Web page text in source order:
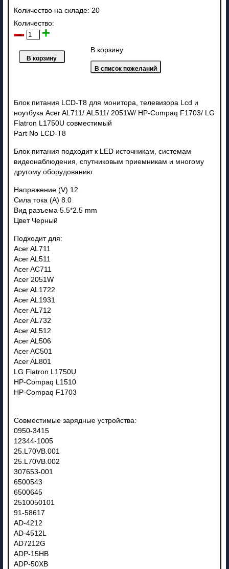
Количество на складе: 20
Количество:
В корзину
Блок питания LCD-T8 для монитора, телевизора Lcd и
ноутбука Acer AL711/ AL511/ 2051W/ HP-Compaq F1703/ LG
Flatron L1750U совместимый
Part No LCD-T8
Блок питания подходит к LED источникам, системам
видеонаблюдения, спутниковым приемникам и многому
другому оборудованию.
Напряжение (V) 12
Сила тока (A) 8.0
Вид разъема 5.5*2.5 mm
Цвет Черный
Подходит для:
Acer AL711
Acer AL511
Acer AC711
Acer 2051W
Acer AL1722
Acer AL1931
Acer AL712
Acer AL732
Acer AL512
Acer AL506
Acer AC501
Acer AL801
LG Flatron L1750U
HP-Compaq L1510
HP-Compaq F1703
Совместимые зарядные устройства:
0950-3415
12344-1005
25.L70VB.001
25.L70VB.002
307653-001
6500543
6500645
2510050101
91-58617
AD-4212
AD-4512L
AD7212G
ADP-15HB
ADP-50XB